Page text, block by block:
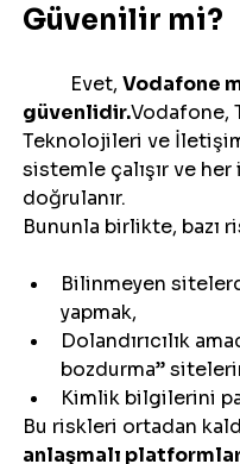
Güvenilir mi?
	Evet,
Vodafone
güvenlidir.Vodafone,
Teknolojileri ve
sistemle çalışır ve
doğrulanır.
Bununla birlikte, bazı
Bilinmeyen
yapmak,
Dolandırıcılık
bozdurma”
Kimlik bilgilerini
Bu riskleri ortadan
anlaşmalı